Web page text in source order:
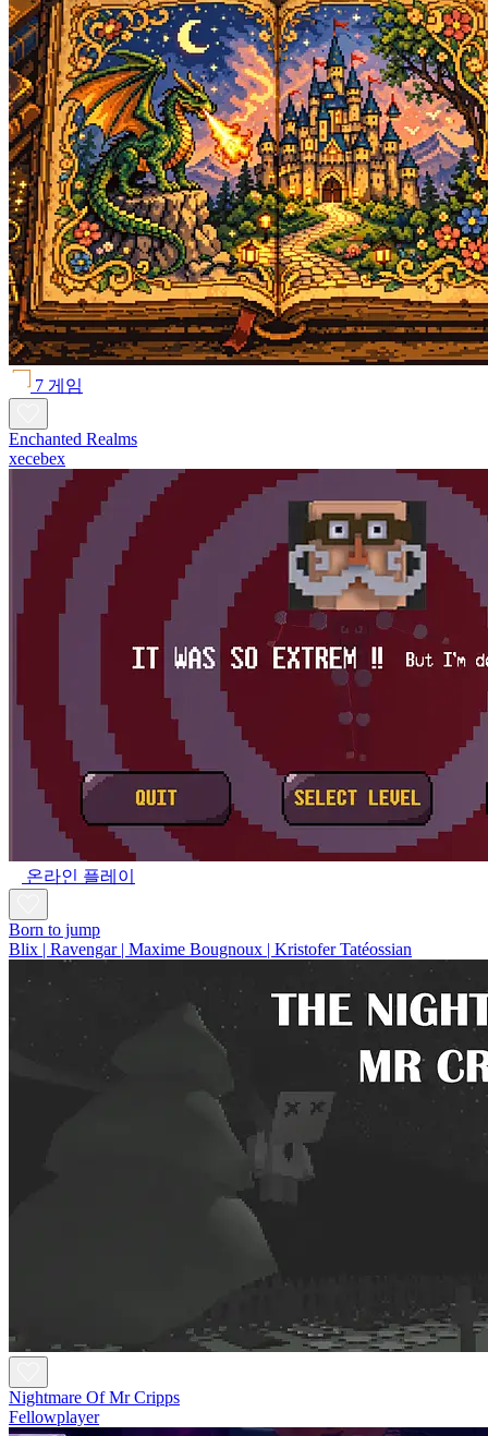
7 게임
Enchanted Realms
xecebex
온라인 플레이
Born to jump
Blix | Ravengar | Maxime Bougnoux | Kristofer Tatéossian
Nightmare Of Mr Cripps
Fellowplayer